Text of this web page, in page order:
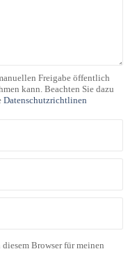
Freigabe öffentlich
kann. Beachten Sie dazu
Datenschutzrichtlinen
Browser für meinen